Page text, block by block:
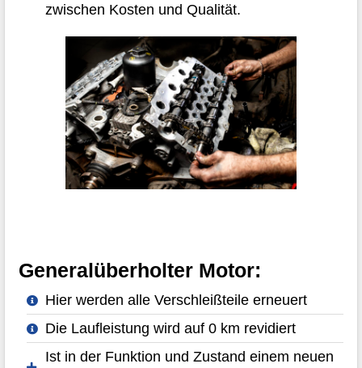
zwischen Kosten und Qualität.
Generalüberholter Motor:
Hier werden alle Verschleißteile erneuert
Die Laufleistung wird auf 0 km revidiert
Ist in der Funktion und Zustand einem neuen